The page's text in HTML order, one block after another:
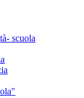
scuola